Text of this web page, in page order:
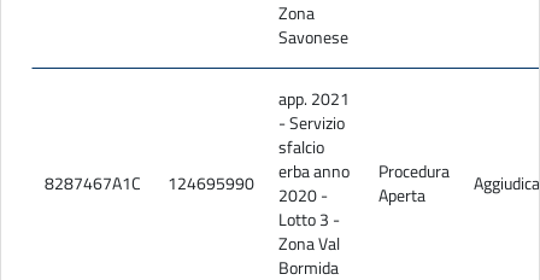
MODELLO C _ECONOMICA - lotto 1.odt
MODELLO C _ECONOMICA - lotto 2.odt
MODELLO C _ECONOMICA - lotto 3.odt
Zona
Savonese
8287467A1C 124695990
app. 2021
- Servizio
sfalcio
erba anno
2020 -
Lotto 3 -
Zona Val
Bormida
Procedura
Aperta